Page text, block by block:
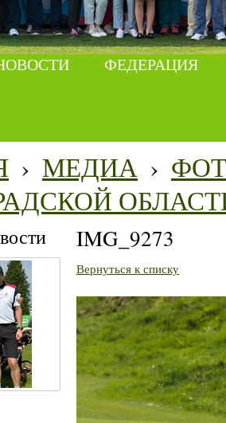
ФЕДЕРАЦИЯ
› МЕДИА ›
IMG_9273
Вернуться к списку